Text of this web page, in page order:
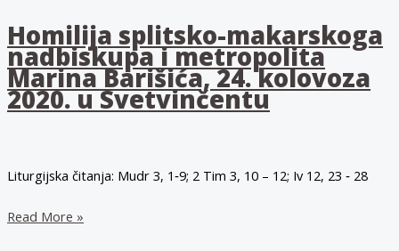
Amata
na
proslavi
beatifikacije,
Homilija splitsko-makarskoga
nadbiskupa i metropolita
Marina Barišića, 24. kolovoza
2020. u Svetvinčentu
Liturgijska čitanja: Mudr 3, 1‐9; 2 Tim 3, 10 – 12; Iv 12, 23 ‐ 28
Homilija
Read More »